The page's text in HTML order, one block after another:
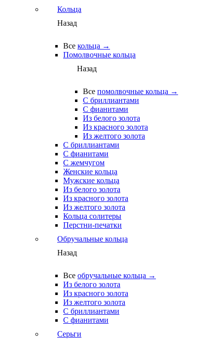
Кольца
Назад
Все кольца →
Помолвочные кольца
Назад
Все помолвочные кольца →
С бриллиантами
С фианитами
Из белого золота
Из красного золота
Из желтого золота
С бриллиантами
С фианитами
С жемчугом
Женские кольца
Мужские кольца
Из белого золота
Из красного золота
Из желтого золота
Кольца солитеры
Перстни-печатки
Обручальные кольца
Назад
Все обручальные кольца →
Из белого золота
Из красного золота
Из желтого золота
С бриллиантами
С фианитами
Серьги